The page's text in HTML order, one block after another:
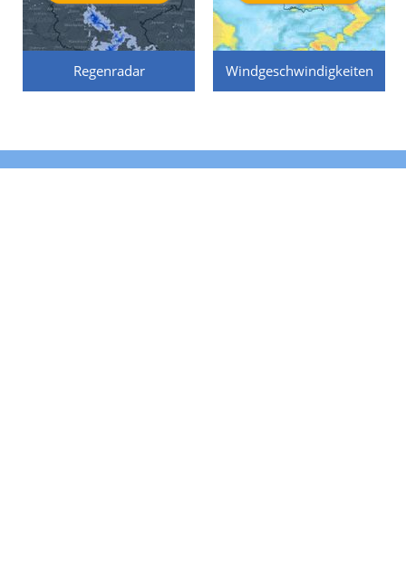
Regenradar Windgeschwindigkeiten